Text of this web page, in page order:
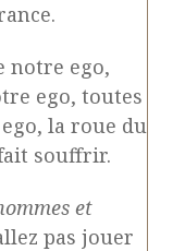
notre ego,
ego, toutes
la roue du
souffrir.
et
pas jouer